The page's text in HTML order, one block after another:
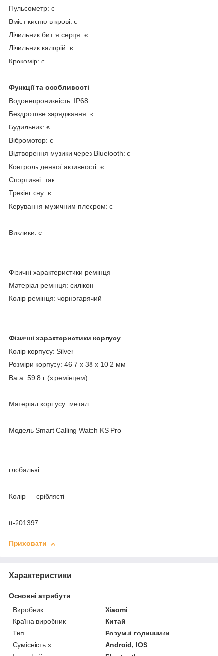
Пульсометр: є
Вміст кисню в крові: є
Лічильник биття серця: є
Лічильник калорій: є
Крокомір: є
Функції та особливості
Водонепроникність: IP68
Бездротове заряджання: є
Будильник: є
Вібромотор: є
Відтворення музики через Bluetooth: є
Контроль денної активності: є
Спортивні: так
Трекінг сну: є
Керування музичним плеєром: є
Виклики: є
Фізичні характеристики ремінця
Матеріал ремінця: силікон
Колір ремінця: чорногарячий
Фізичні характеристики корпусу
Колір корпусу: Silver
Розміри корпусу: 46.7 х 38 х 10.2 мм
Вага: 59.8 г (з ремінцем)
Матеріал корпусу: метал
Модель Smart Calling Watch KS Pro
глобальні
Колір — сріблясті
tt-201397
Приховати
Характеристики
Основні атрибути
Виробник
Xiaomi
Країна виробник
Китай
Тип
Розумні годинники
Сумісність з
Android, IOS